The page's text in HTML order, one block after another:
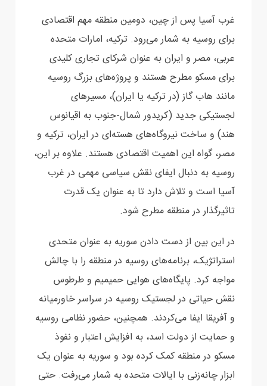
غرب آسیا پس از چین، دومین منطقه مهم اقتصادی
برای روسیه به شمار می‌رود. ترکیه، امارات متحده
عربی، ‏مصر و ایران به عنوان شرکای تجاری کلیدی
برای مسکو مطرح هستند و پروژه‌های بزرگ روسیه
مانند هاب ‏گاز (در ترکیه یا ایران)، مسیرهای
لجستیکی جدید (کریدور شمال-جنوب به اقیانوس
هند) و ساخت ‏نیروگاه‌های هسته‌ای در ایران، ترکیه و
مصر، گواه این اهمیت اقتصادی هستند. علاوه بر این،
روسیه به دنبال ‏ایفای نقش سیاسی مهمی در غرب
آسیا است و تلاش دارد تا به عنوان یک قدرت
تاثیرگذار در منطقه مطرح ‏شود‎.‎
در این بین از دست دادن سوریه به عنوان متحدی
استراتژیک، برنامه‌های روسیه در منطقه را با چالش
مواجه ‏کرد. پایگاه‌های هوایی حمیمیم و طرطوس
نقش حیاتی در لجستیک روسیه در سراسر خاورمیانه
و آفریقا ایفا ‏می‌کردند. همچنین، حضور نظامی روسیه
و حمایت از دولت اسد، به افزایش اعتبار و نفوذ
مسکو در منطقه ‏کمک کرده بود و سوریه به عنوان یک
ابزار چانه‌زنی با ایالات متحده به شمار می‌رفت. حتی